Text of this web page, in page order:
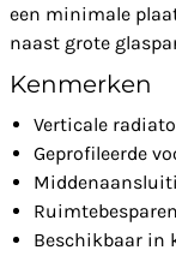
een minimale
naast grote
Kenmerken
Verticale
Geprofileerde
Beschikbaar in